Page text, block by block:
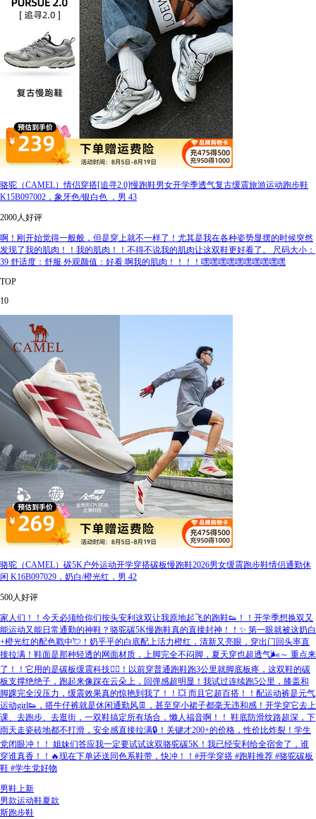
骆驼（CAMEL）情侣穿搭[追寻2.0]慢跑鞋男女开学季透气复古缓震旅游运动跑步鞋
K15B097002，象牙色/银白色 ，男 43
2000人好评
啊！刚开始觉得一般般，但是穿上就不一样了！尤其是我在各种姿势显摆的时候突然
发现了我的肌肉！！我的肌肉！！不得不说我的肌肉让这双鞋更好看了。 尺码大小：
39 舒适度：舒服 外观颜值：好看 啊我的肌肉！！！！嘿嘿嘿嘿嘿嘿嘿嘿嘿嘿
TOP
10
骆驼（CAMEL）碳5K户外运动开学穿搭碳板慢跑鞋2026男女缓震跑步鞋情侣通勤休
闲 K16B097029，奶白/橙光红，男 42
500人好评
家人们！！今天必须给你们按头安利这双让我原地起飞的跑鞋👟！！开学季想换双又
能运动又能日常通勤的神鞋？骆驼碳5K慢跑鞋真的直接封神！！✨ 第一眼就被这奶白
+橙光红的配色戳中💘！奶乎乎的白底配上活力橙红，清新又亮眼，穿出门回头率直
接拉满！鞋面是那种轻透的网面材质，上脚完全不闷脚，夏天穿也超透气🌬️～ 重点来
了！！它用的是碳板缓震科技🏃‍♀️！以前穿普通跑鞋跑3公里就脚底板疼，这双鞋的碳
板支撑绝绝子，跑起来像踩在云朵上，回弹感超明显！我试过连续跑5公里，膝盖和
脚踝完全没压力，缓震效果真的惊艳到我了！！💥 而且它超百搭！！配运动裤是元气
运动girl👟，搭牛仔裤就是休闲通勤风👖，甚至穿小裙子都毫无违和感！开学穿它去上
课、去跑步、去逛街，一双鞋搞定所有场合，懒人福音啊！！ 鞋底防滑纹路超深，下
雨天走瓷砖地都不打滑，安全感直接拉满🔒！关键才200+的价格，性价比炸裂！学生
党闭眼冲！！ 姐妹们答应我一定要试试这双骆驼碳5K！我已经安利给全宿舍了，谁
穿谁真香！！🔥现在下单还送同色系鞋带，快冲！！#开学穿搭 #跑鞋推荐 #骆驼碳板
鞋 #学生党好物
男鞋上新
男款运动鞋夏款
斯跑步鞋